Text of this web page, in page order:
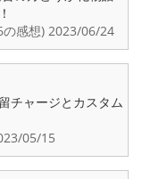
の感想) 2023/06/24
チャージとカスタム
05/15